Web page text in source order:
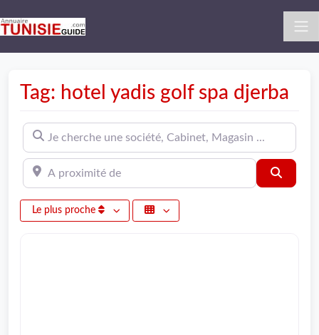
Tag: hotel yadis golf spa djerba
Je cherche une société, Cabinet, Magasin ...
A proximité de
Le plus proche